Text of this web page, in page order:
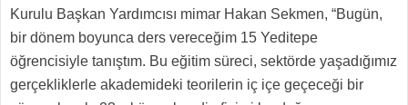
Kurulu Başkan Yardımcısı mimar Hakan Sekmen, “Bugün,
bir dönem boyunca ders vereceğim 15 Yeditepe
öğrencisiyle tanıştım. Bu eğitim süreci, sektörde yaşadığımız
gerçekliklerle akademideki teorilerin iç içe geçeceği bir